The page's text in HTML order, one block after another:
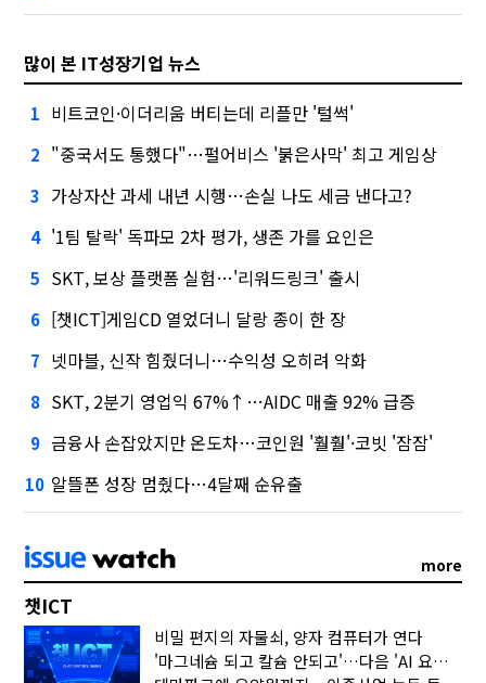
많이 본 IT성장기업 뉴스
1 비트코인·이더리움 버티는데 리플만 '털썩'
2 "중국서도 통했다"…펄어비스 '붉은사막' 최고 게임상
3 가상자산 과세 내년 시행…손실 나도 세금 낸다고?
4 '1팀 탈락' 독파모 2차 평가, 생존 가를 요인은
5 SKT, 보상 플랫폼 실험…'리워드링크' 출시
6 [챗ICT]게임CD 열었더니 달랑 종이 한 장
7 넷마블, 신작 힘줬더니…수익성 오히려 악화
8 SKT, 2분기 영업익 67%↑…AIDC 매출 92% 급증
9 금융사 손잡았지만 온도차…코인원 '훨훨'·코빗 '잠잠'
10 알뜰폰 성장 멈췄다…4달째 순유출
more
챗ICT
비밀 편지의 자물쇠, 양자 컴퓨터가 연다
'마그네슘 되고 칼슘 안되고'…다음 'AI 요약' 갈 길은